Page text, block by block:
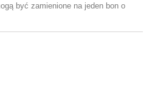
być zamienione na jeden bon o